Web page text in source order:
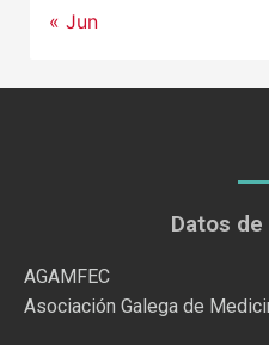
« Jun
Datos
AGAMFEC
Asociación Galega de